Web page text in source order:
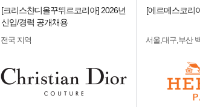
[크리스챤디올꾸뛰르코리아] 2026년
신입/경력 공개채용
전국 지역
[에르메스코리
서울,대구,부산